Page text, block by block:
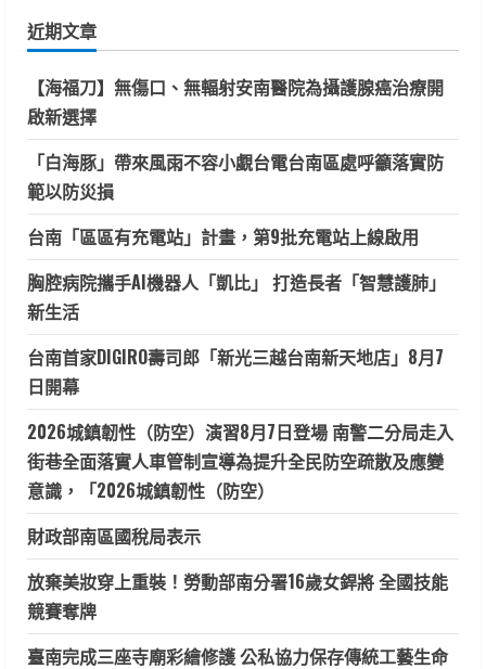
字:
近期文章
【海福刀】無傷口、無輻射安南醫院為攝護腺癌治療開
啟新選擇
「白海豚」帶來風雨不容小覷台電台南區處呼籲落實防
範以防災損
台南「區區有充電站」計畫，第9批充電站上線啟用
胸腔病院攜手AI機器人「凱比」 打造長者「智慧護肺」
新生活
台南首家DIGIRO壽司郎「新光三越台南新天地店」8月7
日開幕
2026城鎮韌性（防空）演習8月7日登場 南警二分局走入
街巷全面落實人車管制宣導為提升全民防空疏散及應變
意識，「2026城鎮韌性（防空）
財政部南區國稅局表示
放棄美妝穿上重裝！勞動部南分署16歲女銲將 全國技能
競賽奪牌
臺南完成三座寺廟彩繪修護 公私協力保存傳統工藝生命